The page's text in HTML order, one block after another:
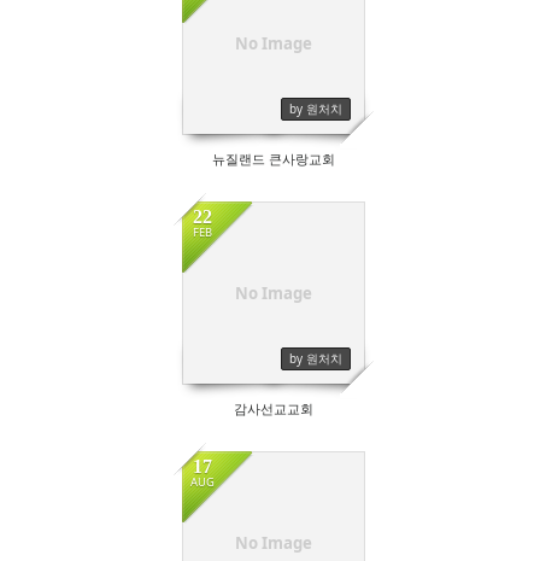
No Image
by 원처치
뉴질랜드 큰사랑교회
No Image
22
FEB
by 원처치
감사선교교회
No Image
17
AUG